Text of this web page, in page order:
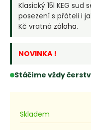
Klasický 15l KEG
posezení s přáteli i
Kč vratná záloha.
NOVINKA !
Stáčíme vždy
Skladem